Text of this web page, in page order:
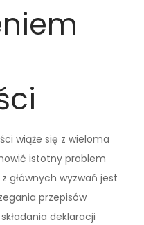
wiąże się z wieloma
istotny problem
głównych wyzwań jest
przepisów
deklaracji